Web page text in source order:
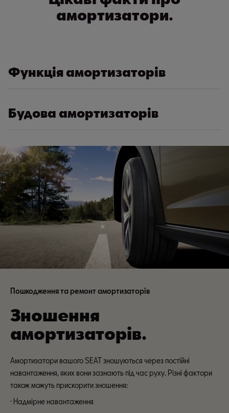
амортизатори.
Функція амортизаторів
Будова амортизаторів
Пошкодження та ремонт амортизаторів
Зношення
амортизаторів.
Амортизатори вашого SEAT зношуються через постійні
навантаження, яких вони зазнають під час руху. Різні фактори
також можуть прискорити зношення:
· Надмірне навантаження